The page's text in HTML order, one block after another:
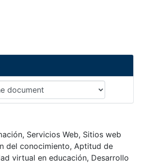
, Servicios Web, Sitios web
del conocimiento, Aptitud de
virtual en educación, Desarrollo